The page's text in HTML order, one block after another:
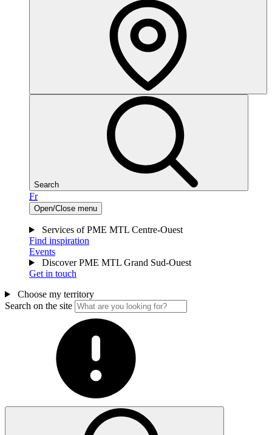
Search
Fr
Open/Close menu
Services of PME MTL Centre-Ouest
Find inspiration
Events
Discover PME MTL Grand Sud-Ouest
Get in touch
Choose my territory
Search on the site